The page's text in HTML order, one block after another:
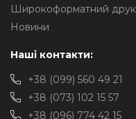
Широкоформатний друк
Новини
Наші контакти:
+38 (099) 560 49 21
+38 (073) 102 15 57
+38 (096) 774 42 15